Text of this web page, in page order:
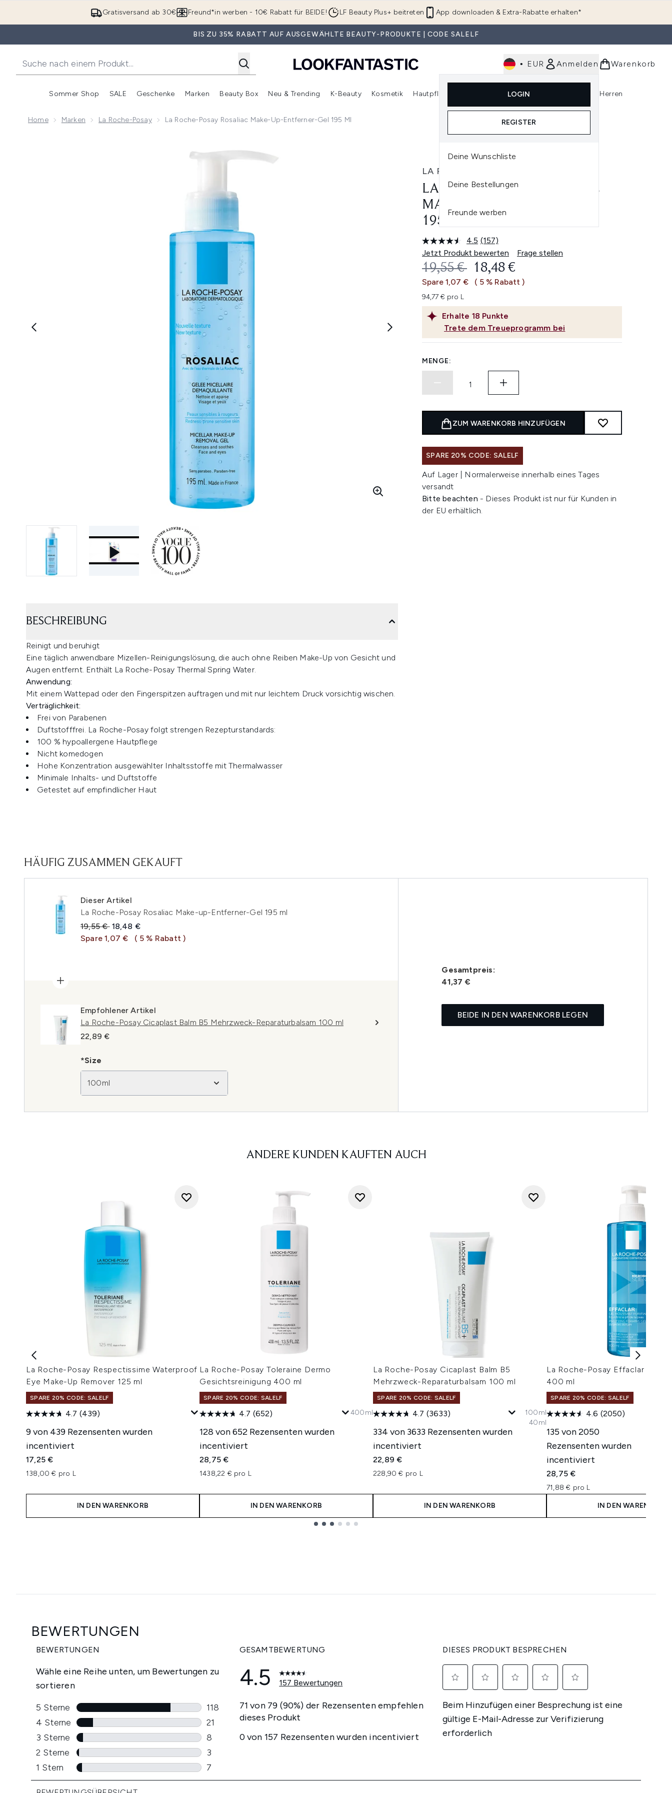
Zum Hauptinhalt springen
Gratisversand ab 30€ App downloaden & Extra-Rabatte erhalten*
Freund*in werben - 10€ Rabatt für BEIDE! LF Beauty Plus+ beitreten
BIS ZU 35% RABATT AUF AUSGEWÄHLTE BEAUTY-PRODUKTE | CODE SALELF
• EUR Anmelden
LOGIN
REGISTER
Deine Wunschliste
Deine Bestellungen
Freunde werben
Warenkorb
Sommer Shop
Untermenü Anmelden (Sommer Shop)
SALE
Untermenü Anmelden (SALE)
Geschenke
Untermenü Anmelden (Geschenke)
Marken
Untermenü Anmelden (Marken)
Beauty Box
Untermenü Anmelden (Beauty Box)
Neu & Trending
Untermenü Anmelden (Neu & Trending)
K-Beauty Kosmetik
Untermenü Anmelden (Kosmetik)
Hautpflege
Untermenü Anmelden (Haarpflege)
Parfum
Untermenü Anmelden (Parfum)
Herren
Home Marken La Roche-Posay La Roche-Posay Rosaliac Make-Up-Entferner-Gel 195 Ml
LA ROCHE-POSAY
LA ROCHE-POSAY ROSALIAC
MAKE-UP-ENTFERNER-GEL
195 ML
4.5 157
Bewertungen
lesen.
Link
auf
derselben
(157)
Jetzt Produkt bewerten
Frage stellen
Erhalte 18 Punkte
Trete dem Treueprogramm bei
UNVERBINDLICHE PREISEMPFEHLUNG:
19,55 € AKTUELLER PREIS:
18,48 €
Spare 1,07 € ( 5 % Rabatt )
94,77 € pro L
MENGE:
ZUM WARENKORB HINZUFÜGEN
SPARE 20% CODE: SALELF
Auf Lager | Normalerweise innerhalb eines Tages
versandt
Bitte beachten - Dieses Produkt ist nur für Kunden in
der EU erhältlich.
BESCHREIBUNG
Reinigt und beruhigt
Eine täglich anwendbare Mizellen-Reinigungslösung, die auch ohne Reiben Make-Up von Gesicht und
Augen entfernt. Enthält La Roche-Posay Thermal Spring Water.
Anwendung:
Mit einem Wattepad oder den Fingerspitzen auftragen und mit nur leichtem Druck vorsichtig wischen.
Verträglichkeit:
Frei von Parabenen
Duftstofffrei. La Roche-Posay folgt strengen Rezepturstandards:
100 % hypoallergene Hautpflege
Nicht komedogen
Hohe Konzentration ausgewählter Inhaltsstoffe mit Thermalwasser
Minimale Inhalts- und Duftstoffe
Getestet auf empfindlicher Haut
HÄUFIG ZUSAMMEN GEKAUFT
Dieser Artikel
La Roche-Posay Rosaliac Make-up-Entferner-Gel 195 ml
Unverbindliche Preisempfehlung:
19,55 € Aktueller Preis:
18,48 €
Spare 1,07 €
( 5 % Rabatt )
Empfohlener Artikel
La Roche-Posay Cicaplast Balm B5 Mehrzweck-Reparaturbalsam 100 ml
22,89 €
*Size
100ml
Gesamtpreis:
41,37 €
BEIDE IN DEN WARENKORB LEGEN
ANDERE KUNDEN KAUFTEN AUCH
La Roche-Posay Respectissime Waterproof
Eye Make-Up Remover 125 ml
SPARE 20% CODE: SALELF
4.7 (439)
9 von 439 Rezensenten wurden
incentiviert
17,25 €
138,00 € pro L
IN DEN WARENKORB
La Roche-Posay Toleraine Dermo
Gesichtsreinigung 400 ml
SPARE 20% CODE: SALELF
4.7 (652)
128 von 652 Rezensenten wurden
incentiviert
28,75 €
1438,22 € pro L
400ml
IN DEN WARENKORB
La Roche-Posay Cicaplast Balm B5
Mehrzweck-Reparaturbalsam 100 ml
SPARE 20% CODE: SALELF
4.7 (3633)
334 von 3633 Rezensenten wurden
incentiviert
22,89 €
228,90 € pro L
100ml
40ml
IN DEN WARENKORB
La Roche-Posay Effaclar
400 ml
SPARE 20% CODE: SALELF
4.6 (2050)
135 von 2050
Rezensenten wurden
incentiviert
28,75 €
71,88 € pro L
IN DEN WARENKORB